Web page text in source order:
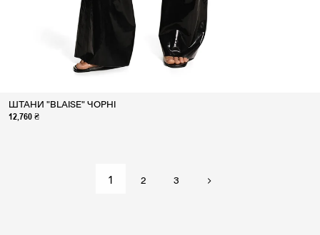
ШТАНИ "BLAISE" ЧОРНІ
12,760 ₴
1 2 3